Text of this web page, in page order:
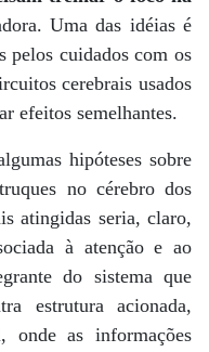
Uma das idéias é
pelos cuidados com os
cerebrais usados
efeitos semelhantes.
hipóteses sobre
no cérebro dos
atingidas seria, claro,
à atenção e ao
do sistema que
estrutura acionada,
onde as informações